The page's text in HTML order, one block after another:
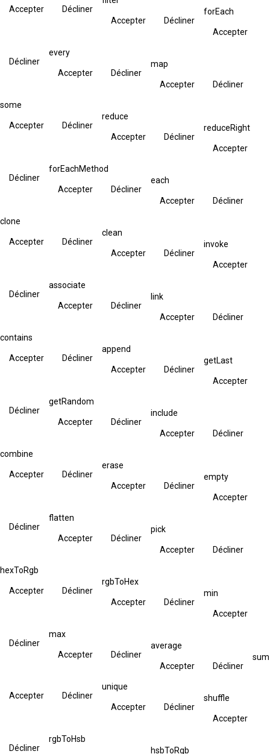
Accepter Décliner
Accepter Décliner
forEach
Accepter
Décliner
every
Accepter Décliner
map
Accepter Décliner
some
Accepter Décliner
reduce
Accepter Décliner
reduceRight
Accepter
Décliner
forEachMethod
Accepter Décliner
each
Accepter Décliner
clone
Accepter Décliner
clean
Accepter Décliner
invoke
Accepter
Décliner
associate
Accepter Décliner
link
Accepter Décliner
contains
Accepter Décliner
append
Accepter Décliner
getLast
Accepter
Décliner
getRandom
Accepter Décliner
include
Accepter Décliner
combine
Accepter Décliner
erase
Accepter Décliner
empty
Accepter
Décliner
flatten
Accepter Décliner
pick
Accepter Décliner
hexToRgb
Accepter Décliner
rgbToHex
Accepter Décliner
min
Accepter
Décliner
max
Accepter Décliner
average
Accepter Décliner
sum
Accepter Décliner
unique
Accepter Décliner
shuffle
Accepter
Décliner
rgbToHsb
hsbToRgb